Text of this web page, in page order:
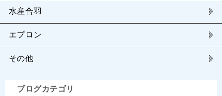
水産合羽
エプロン
その他
ブログカテゴリ